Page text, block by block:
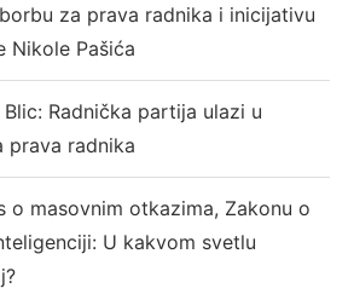
za prava radnika i inicijativu
Nikole Pašića
Radnička partija ulazi u
prava radnika
o masovnim otkazima, Zakonu o
U kakvom svetlu